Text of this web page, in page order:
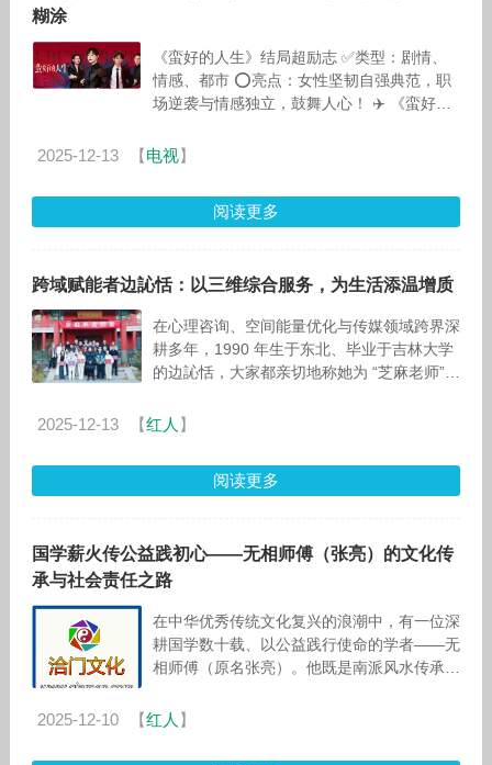
糊涂
《蛮好的人生》结局超励志 ✅️类型：剧情、
情感、都市 ⭕️亮点：女性坚韧自强典范，职
场逆袭与情感独立，鼓舞人心！ ✈️ 《蛮好的
剧。三十九岁的保险从业
2025-12-13 【电视】
阅读更多
跨域赋能者边訫恬：以三维综合服务，为生活添温增质
在心理咨询、空间能量优化与传媒领域跨界深
耕多年，1990 年生于东北、毕业于吉林大学
的边訫恬，大家都亲切地称她为 “芝麻老师”。
司、吉林省芝麻数易文化传媒
2025-12-13 【红人 】
阅读更多
国学薪火传公益践初心——无相师傅（张亮）的文化传
承与社会责任之路
在中华优秀传统文化复兴的浪潮中，有一位深
耕国学数十载、以公益践行使命的学者——无
相师傅（原名张亮）。他既是南派风水传承
家、“一带一路”亚洲文化交流大使，更是无
2025-12-10 【红人 】